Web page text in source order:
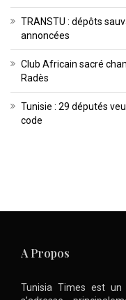
TRANSTU : dépôts
annoncées
Club Africain sacré
Radès
Tunisie : 29 députés
code
A Propos
Tunisia Times est un